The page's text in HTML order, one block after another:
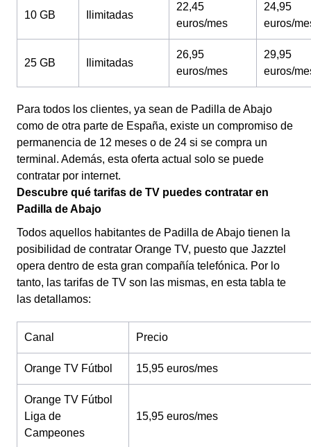
10 GB Ilimitadas
22,45
euros/mes
24,95
euros/
25 GB Ilimitadas
26,95
euros/mes
29,95
euros/
Para todos los clientes, ya sean de Padilla de Abajo
como de otra parte de España, existe un compromiso de
permanencia de 12 meses o de 24 si se compra un
terminal. Además, esta oferta actual solo se puede
contratar por internet.
Descubre qué tarifas de TV puedes contratar en
Padilla de Abajo
Todos aquellos habitantes de Padilla de Abajo tienen la
posibilidad de contratar Orange TV, puesto que Jazztel
opera dentro de esta gran compañía telefónica. Por lo
tanto, las tarifas de TV son las mismas, en esta tabla te
las detallamos:
Canal Precio
Orange TV Fútbol 15,95 euros/mes
Orange TV Fútbol
Liga de
Campeones
15,95 euros/mes